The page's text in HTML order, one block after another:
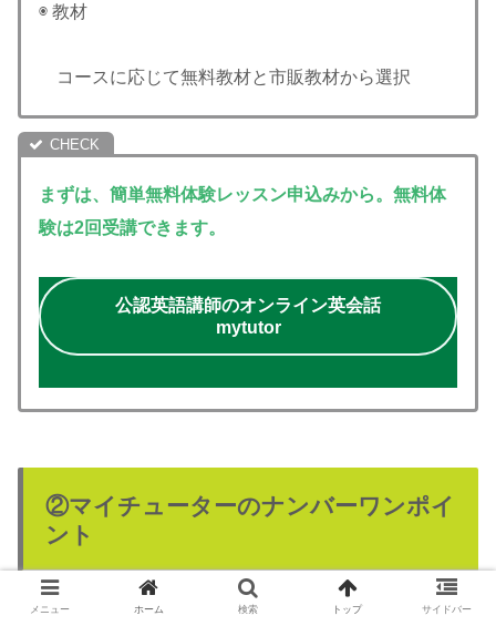
◉ 教材
コースに応じて無料教材と市販教材から選択
まずは、簡単無料体験レッスン申込みから。無料体
験は2回受講できます。
公認英語講師のオンライン英会話
mytutor
②マイチューターのナンバーワンポイ
ント
メニュー ホーム 検索 トップ サイドバー